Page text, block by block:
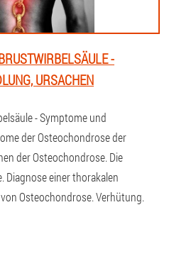
-
URSACHEN
- Symptome und
der Osteochondrose der
der Osteochondrose. Die
Diagnose einer thorakalen
Osteochondrose. Verhütung.